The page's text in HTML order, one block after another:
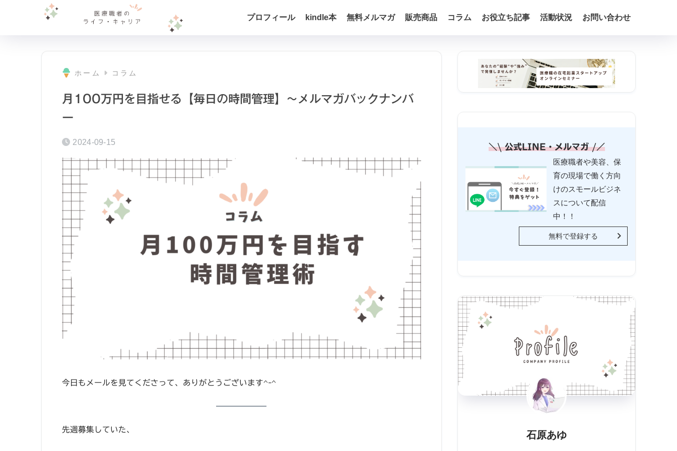
プロフィール kindle本 無料メルマガ 販売商品 コラム お役立ち記事 活動状況 お問い合わせ
ホーム コラム
月100万円を目指せる【毎日の時間管理】〜メルマガバックナンバ
ー
2024-09-15
今日もメールを見てくださって、ありがとうございます^-^
先週募集していた、
＼\ 公式LINE・メルマガ /／
医療職者や美容、保
育の現場で働く方向
けのスモールビジネ
スについて配信
中！！
無料で登録する
石原あゆ